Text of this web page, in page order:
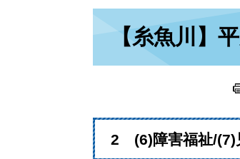
【糸魚川】
2 (6)障害福祉/(7)